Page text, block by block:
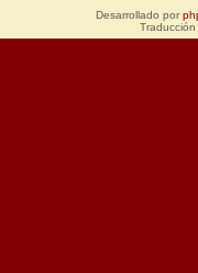
Desarrollado por